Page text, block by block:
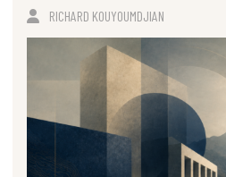
RICHARD KOUYOUMDJIAN